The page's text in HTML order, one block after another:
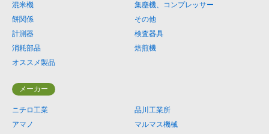
混米機
集塵機、コンプレッサー
餅関係
その他
計測器
検査器具
消耗部品
焙煎機
オススメ製品
メーカー
ニチロ工業
品川工業所
アマノ
マルマス機械